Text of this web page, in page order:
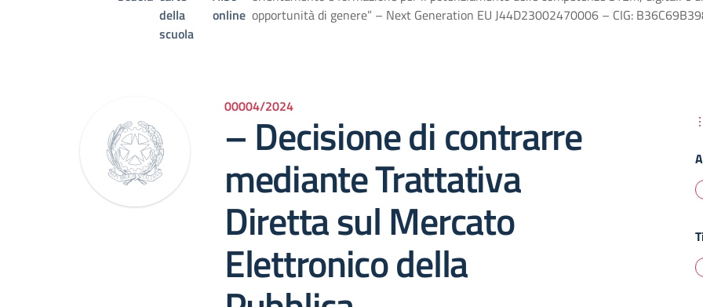
della
scuola
online opportunità di genere” – Next Generation EU J44D23002470006 – CIG:
00004/2024
– Decisione di contrarre
mediante Trattativa
Diretta sul Mercato
Elettronico della